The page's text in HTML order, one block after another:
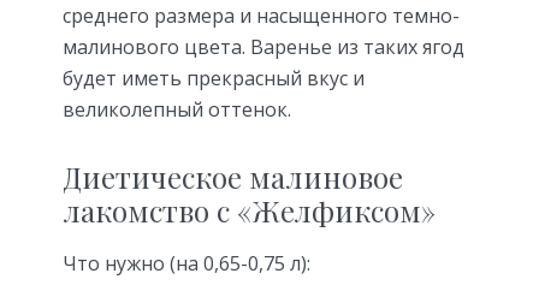
среднего размера и насыщенного темно-
малинового цвета. Варенье из таких ягод
будет иметь прекрасный вкус и
великолепный оттенок.
Диетическое малиновое
лакомство с «Желфиксом»
Что нужно (на 0,65-0,75 л):